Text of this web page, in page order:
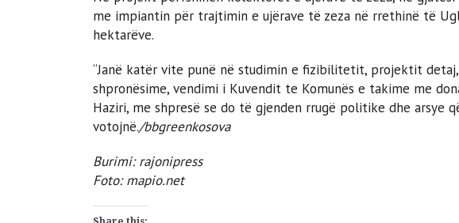
me impiantin për trajtimin e ujërave të zeza në rrethinë të
hektarëve.
“Janë katër vite punë në studimin e fizibilitetit, projektit
shpronësime, vendimi i Kuvendit te Komunës e takime me
Haziri, me shpresë se do të gjenden rrugë politike dhe arsye
votojnë./bbgreenkosova
Burimi: rajonipress
Foto: mapio.net